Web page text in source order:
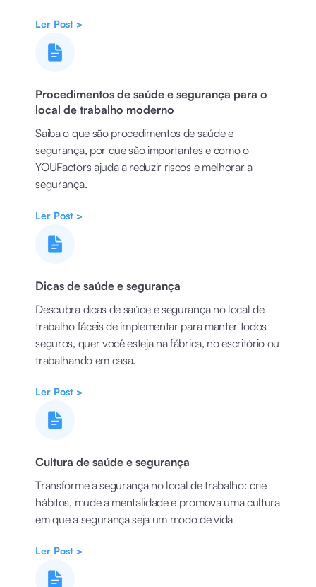
Ler Post >
Procedimentos de saúde e segurança para o
local de trabalho moderno
Saiba o que são procedimentos de saúde e
segurança, por que são importantes e como o
YOUFactors ajuda a reduzir riscos e melhorar a
segurança.
Ler Post >
Dicas de saúde e segurança
Descubra dicas de saúde e segurança no local de
trabalho fáceis de implementar para manter todos
seguros, quer você esteja na fábrica, no escritório ou
trabalhando em casa.
Ler Post >
Cultura de saúde e segurança
Transforme a segurança no local de trabalho: crie
hábitos, mude a mentalidade e promova uma cultura
em que a segurança seja um modo de vida
Ler Post >